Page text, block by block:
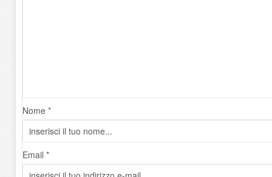
Nome *
Email *